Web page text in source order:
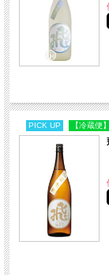
PICK UP 【冷蔵便】